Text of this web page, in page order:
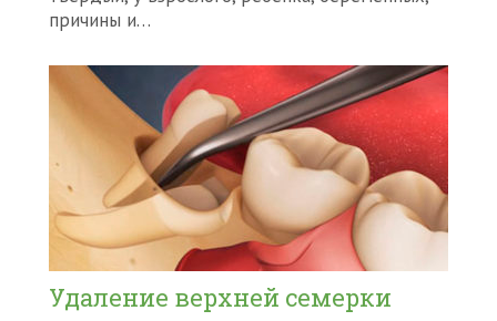
причины и…
Удаление верхней семерки